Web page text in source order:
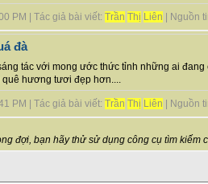
PM | Tác giả bài viết: Trần Thị Liên | Nguồn
đà
tác với mong ước thức tỉnh những ai
quê hương tươi đẹp hơn....
PM | Tác giả bài viết: Trần Thị Liên | Nguồn
đợi, bạn hãy thử sử dụng công cụ tìm kiếm